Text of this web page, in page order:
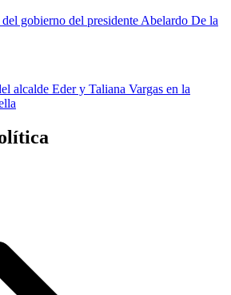
gobierno del presidente Abelardo De la
alcalde Eder y Taliana Vargas en la